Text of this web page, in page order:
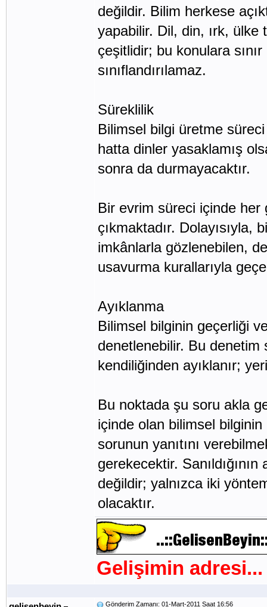
değildir. Bilim herkese
yapabilir. Dil, din, ırk, ülke
çeşitlidir; bu konulara
sınıflandırılamaz.
Süreklilik
Bilimsel bilgi üretme
hatta dinler yasaklamış
sonra da durmayacaktır.
Bir evrim süreci içinde her
çıkmaktadır.
imkânlarla gözlenebilen,
usavurma kurallarıyla
Ayıklanma
Bilimsel bilginin geçerliği
denetlenebilir. Bu denetim
kendiliğinden ayıklanır;
Bu noktada şu soru akla
içinde olan bilimsel
sorunun yanıtını
gerekecektir.
değildir; yalnızca iki
olacaktır.
Gelişimin adresi...
Gönderim Zamanı: 01-Mart-2011 Saat 16:56